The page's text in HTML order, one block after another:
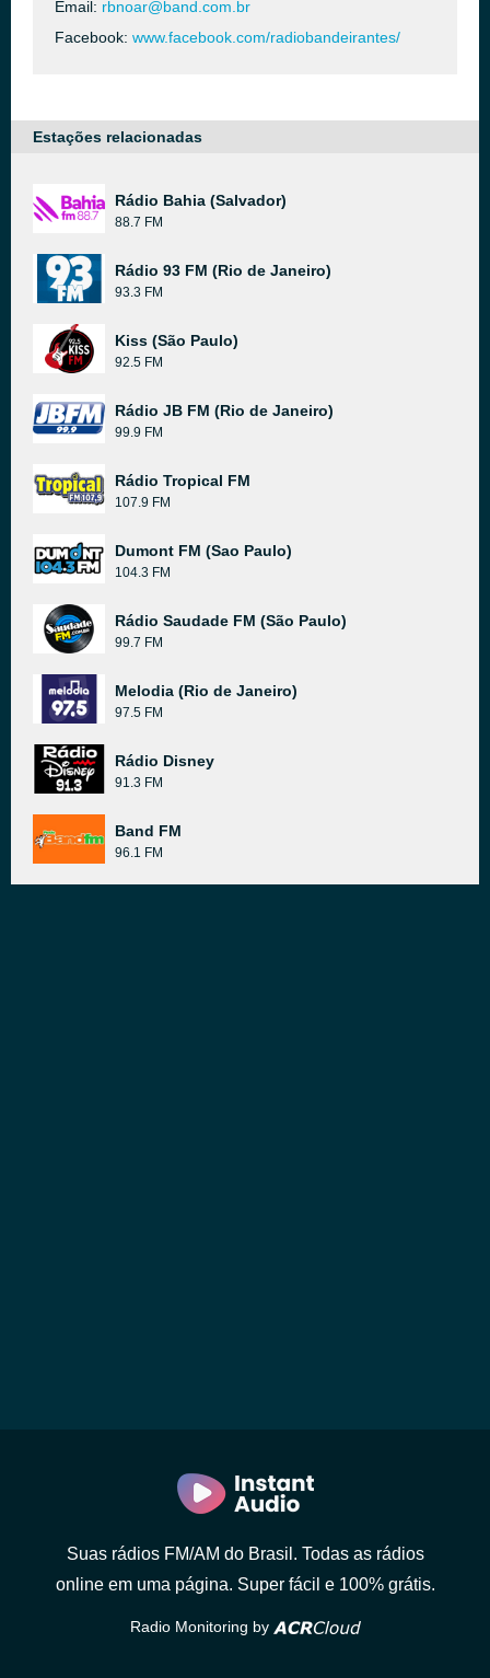
Email: rbnoar@band.com.br
Facebook: www.facebook.com/radiobandeirantes/
Estações relacionadas
Rádio Bahia (Salvador)
88.7 FM
Rádio 93 FM (Rio de Janeiro)
93.3 FM
Kiss (São Paulo)
92.5 FM
Rádio JB FM (Rio de Janeiro)
99.9 FM
Rádio Tropical FM
107.9 FM
Dumont FM (Sao Paulo)
104.3 FM
Rádio Saudade FM (São Paulo)
99.7 FM
Melodia (Rio de Janeiro)
97.5 FM
Rádio Disney
91.3 FM
Band FM
96.1 FM
Suas rádios FM/AM do Brasil. Todas as rádios
online em uma página. Super fácil e 100% grátis.
Radio Monitoring by